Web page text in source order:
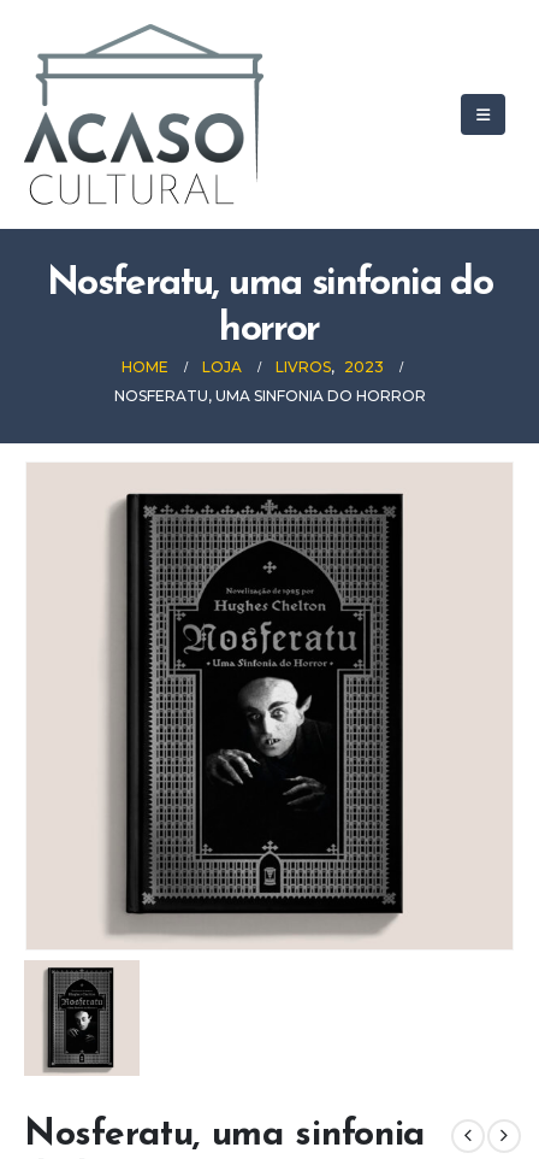
Nosferatu, uma sinfonia do
horror
HOME LOJA LIVROS, 2023
NOSFERATU, UMA SINFONIA DO HORROR
Nosferatu, uma sinfonia